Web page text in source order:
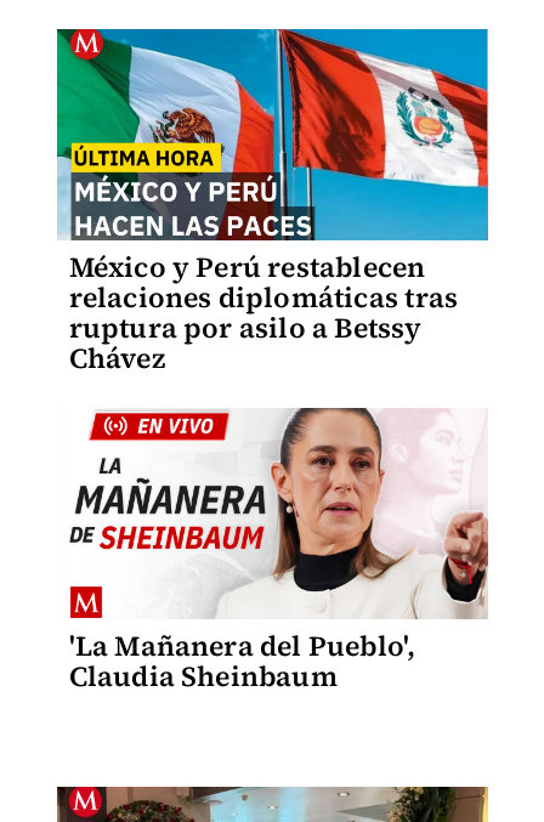
México y Perú restablecen
relaciones diplomáticas tras
ruptura por asilo a Betssy
Chávez
'La Mañanera del Pueblo',
Claudia Sheinbaum